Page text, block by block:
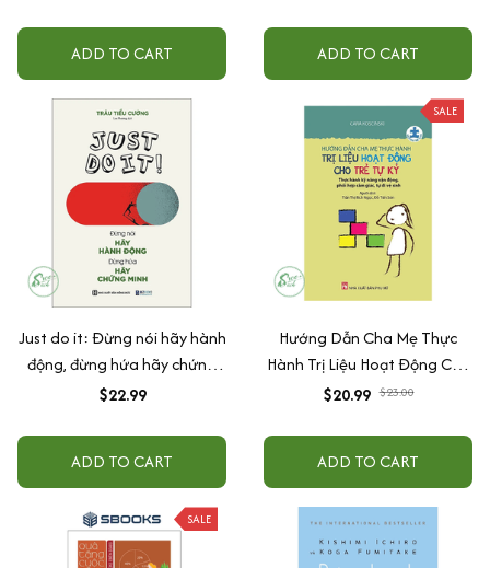
ADD TO CART ADD TO CART
Just do it: Đừng nói hãy hành
động, đừng hứa hãy chứng
minh
$22.99
ADD TO CART
SALE
Hướng Dẫn Cha Mẹ Thực
Hành Trị Liệu Hoạt Động Cho
Trẻ Tự Kỷ
$20.99 $23.00
ADD TO CART
SALE